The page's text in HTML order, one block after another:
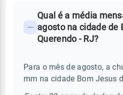
Perguntas
frequentes
chuva
Qual é a média
agosto na cidade de
Querendo - RJ?
Para o mês de agosto, a
mm na cidade Bom Jesus